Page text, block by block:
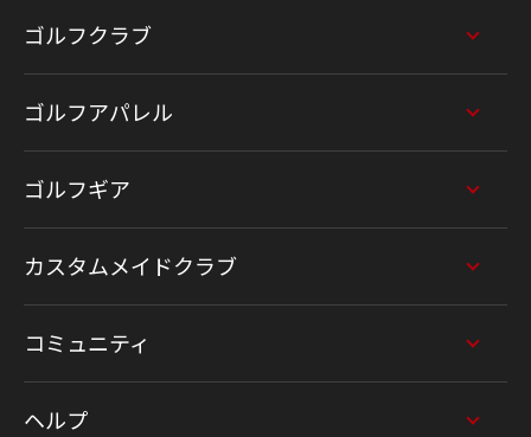
ゴルフクラブ
ゴルフアパレル
ゴルフギア
カスタムメイドクラブ
コミュニティ
ヘルプ